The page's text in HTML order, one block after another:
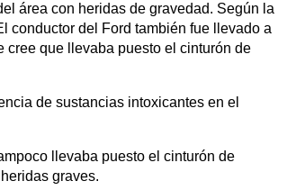
área con heridas de gravedad. Según la
conductor del Ford también fue llevado a
cree que llevaba puesto el cinturón de
de sustancias intoxicantes en el
llevaba puesto el cinturón de
graves.